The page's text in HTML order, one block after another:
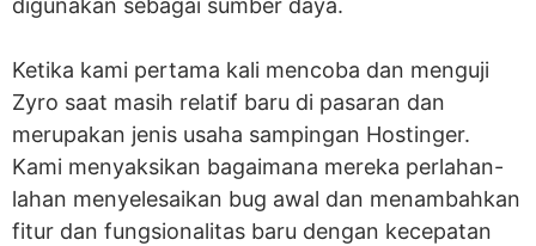
digunakan sebagai sumber daya.
Ketika kami pertama kali mencoba dan menguji
Zyro saat masih relatif baru di pasaran dan
merupakan jenis usaha sampingan Hostinger.
Kami menyaksikan bagaimana mereka perlahan-
lahan menyelesaikan bug awal dan menambahkan
fitur dan fungsionalitas baru dengan kecepatan